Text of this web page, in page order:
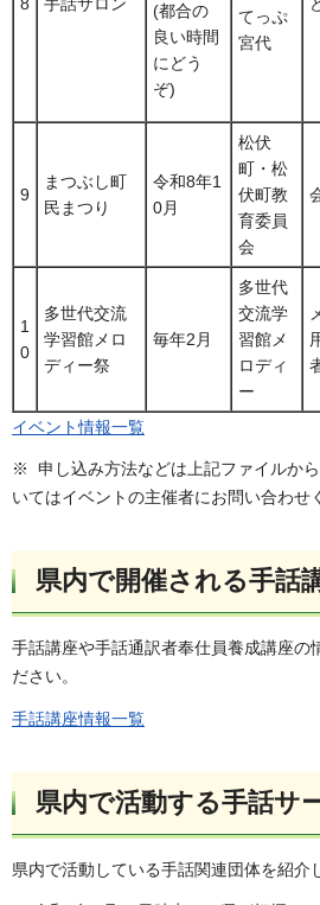
(都合の
良い時間
にどう
ぞ)
てっぷ
宮代
9
まつぶし町
民まつり
令和8年1
0月
松伏
町・松
伏町教
育委員
会
1
0
多世代交流
学習館メロ
ディー祭
毎年2月
多世代
交流学
習館メ
ロディ
ー
イベント情報一覧
※ 申し込み方法などは上記ファイルか
いてはイベントの主催者にお問い合わせ
県内で開催される手話
手話講座や手話通訳者奉仕員養成講座の
ださい。
手話講座情報一覧
県内で活動する手話サ
県内で活動している手話関連団体を紹介